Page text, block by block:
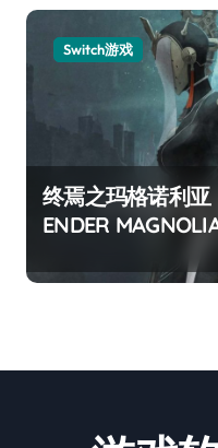
Switch游戏
终焉之玛格诺利亚
ENDER